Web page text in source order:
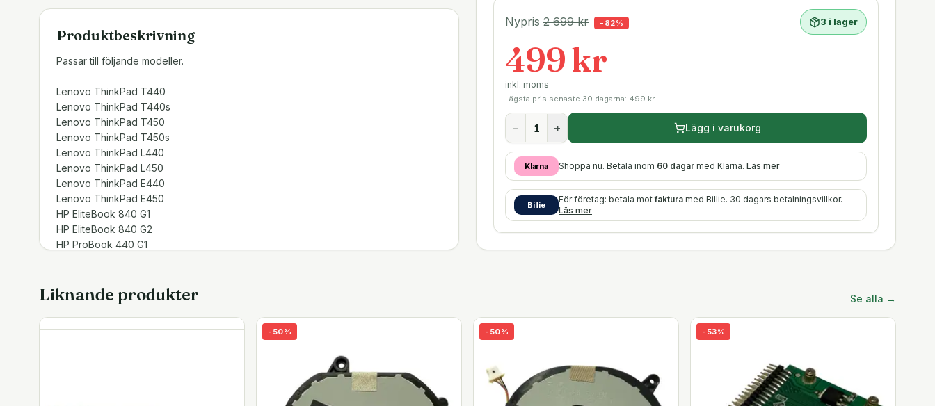
Nypris 2 699kr - 82% 3 i lager
499 kr
inkl. moms
Lägsta pris senaste 30 dagarna: 499 kr
− + Lägg i varukorg
Klarna Shoppa nu. Betala inom 60 dagar med Klarna. Läs mer
Billie
För företag: betala motfaktura med Billie. 30 dagars betalningsvillkor.
Läs mer
Produktbeskrivning
Passar till följande modeller.
Lenovo ThinkPad T440
Lenovo ThinkPad T440s
Lenovo ThinkPad T450
Lenovo ThinkPad T450s
Lenovo ThinkPad L440
Lenovo ThinkPad L450
Lenovo ThinkPad E440
Lenovo ThinkPad E450
HP EliteBook 840 G1
HP EliteBook 840 G2
HP ProBook 440 G1
Dell Latitude E5450
Dell Latitude E6440
Dell Latitude E7440
Liknande produkter Se alla →
- 50% - 50% - 53%